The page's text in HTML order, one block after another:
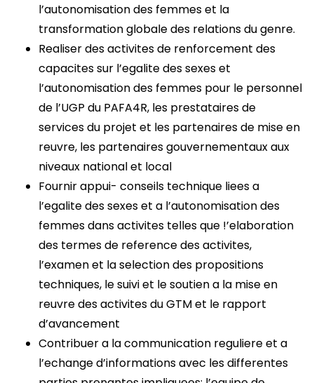
l’autonomisation des femmes et la
transformation globale des relations du genre.
Realiser des activites de renforcement des
capacites sur l’egalite des sexes et
l’autonomisation des femmes pour le personnel
de l’UGP du PAFA4R, les prestataires de
services du projet et les partenaires de mise en
reuvre, les partenaires gouvernementaux aux
niveaux national et local
Fournir appui- conseils technique liees a
l’egalite des sexes et a l’autonomisation des
femmes dans activites telles que !’elaboration
des termes de reference des activites,
l’examen et la selection des propositions
techniques, le suivi et le soutien a la mise en
reuvre des activites du GTM et le rapport
d’avancement
Contribuer a la communication reguliere et a
l’echange d’informations avec les differentes